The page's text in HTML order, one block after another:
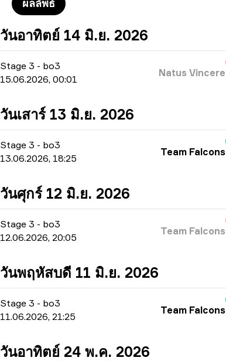
ผลลัพธ์
วันอาทิตย์ 14 มิ.ย. 2026
Stage 3 - bo3
15.06.2026, 00:01
Natus Vincere
วันเสาร์ 13 มิ.ย. 2026
Stage 3 - bo3
13.06.2026, 18:25
Team Falcons
วันศุกร์ 12 มิ.ย. 2026
Stage 3 - bo3
12.06.2026, 20:05
Team Falcons
วันพฤหัสบดี 11 มิ.ย. 2026
Stage 3 - bo3
11.06.2026, 21:25
Team Falcons
วันอาทิตย์ 24 พ.ค. 2026